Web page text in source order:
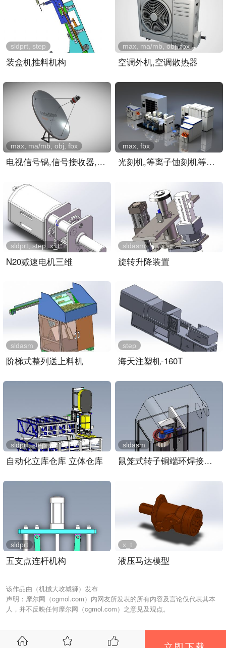
装盒机推料机构
sldprt, step
空调外机,空调散热器
max, ma/mb, obj, fbx
电视信号锅,信号接收器,屋..
max, ma/mb, obj, fbx
光刻机,等离子蚀刻机等芯片..
max, fbx
N20减速电机三维
sldprt, step, x_t
旋转升降装置
sldasm
阶梯式整列送上料机
sldasm
海天注塑机-160T
step
自动化立库仓库 立体仓库
sldprt, step
鼠笼式转子铜端环焊接装置..
sldasm
五支点连杆机构
sldprt
液压马达模型
x_t
该作品由（机械大攻城狮）发布
声明：摩尔网（cgmol.com）内网友所发表的所有内容及言论仅代表其本
人，并不反映任何摩尔网（cgmol.com）之意见及观点。